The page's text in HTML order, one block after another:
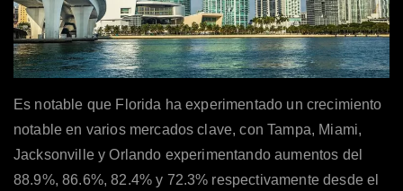
Es notable que Florida ha experimentado un crecimiento
notable en varios mercados clave, con Tampa, Miami,
Jacksonville y Orlando experimentando aumentos del
88.9%, 86.6%, 82.4% y 72.3% respectivamente desde el